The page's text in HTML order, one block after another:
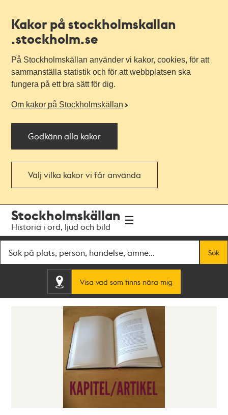
Kakor på stockholmskallan
.stockholm.se
På Stockholmskällan använder vi kakor, cookies, för att
sammanställa statistik och för att webbplatsen ska
fungera på ett bra sätt för dig.
Om kakor på Stockholmskällan
Godkänn alla kakor
Välj vilka kakor vi får använda
navigationen
huvudinnehållet
Stockholmskällan
Historia i ord, ljud och bild
Sök
Visa vad som finns nära mig